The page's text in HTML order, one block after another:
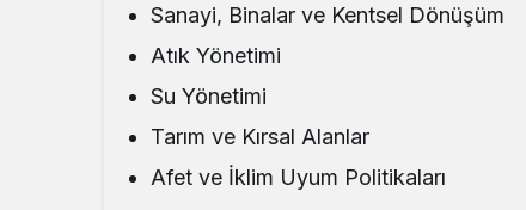
Sanayi, Binalar ve Kentsel Dönüşüm
Atık Yönetimi
Su Yönetimi
Tarım ve Kırsal Alanlar
Afet ve İklim Uyum Politikaları